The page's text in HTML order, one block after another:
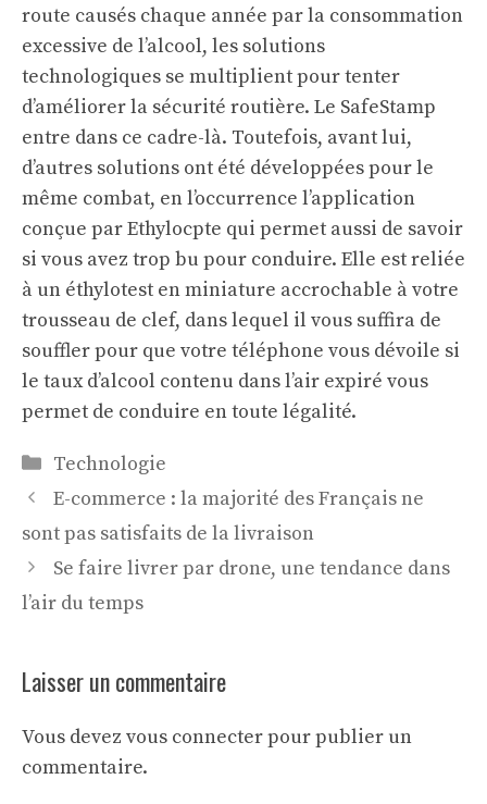
route causés chaque année par la consommation
excessive de l’alcool, les solutions
technologiques se multiplient pour tenter
d’améliorer la sécurité routière. Le SafeStamp
entre dans ce cadre-là. Toutefois, avant lui,
d’autres solutions ont été développées pour le
même combat, en l’occurrence l’application
conçue par Ethylocpte qui permet aussi de savoir
si vous avez trop bu pour conduire. Elle est reliée
à un éthylotest en miniature accrochable à votre
trousseau de clef, dans lequel il vous suffira de
souffler pour que votre téléphone vous dévoile si
le taux d’alcool contenu dans l’air expiré vous
permet de conduire en toute légalité.
Catégories
Technologie
E-commerce : la majorité des Français ne
sont pas satisfaits de la livraison
Se faire livrer par drone, une tendance dans
l’air du temps
Laisser un commentaire
Vous devez vous connecterpour publier un
commentaire.